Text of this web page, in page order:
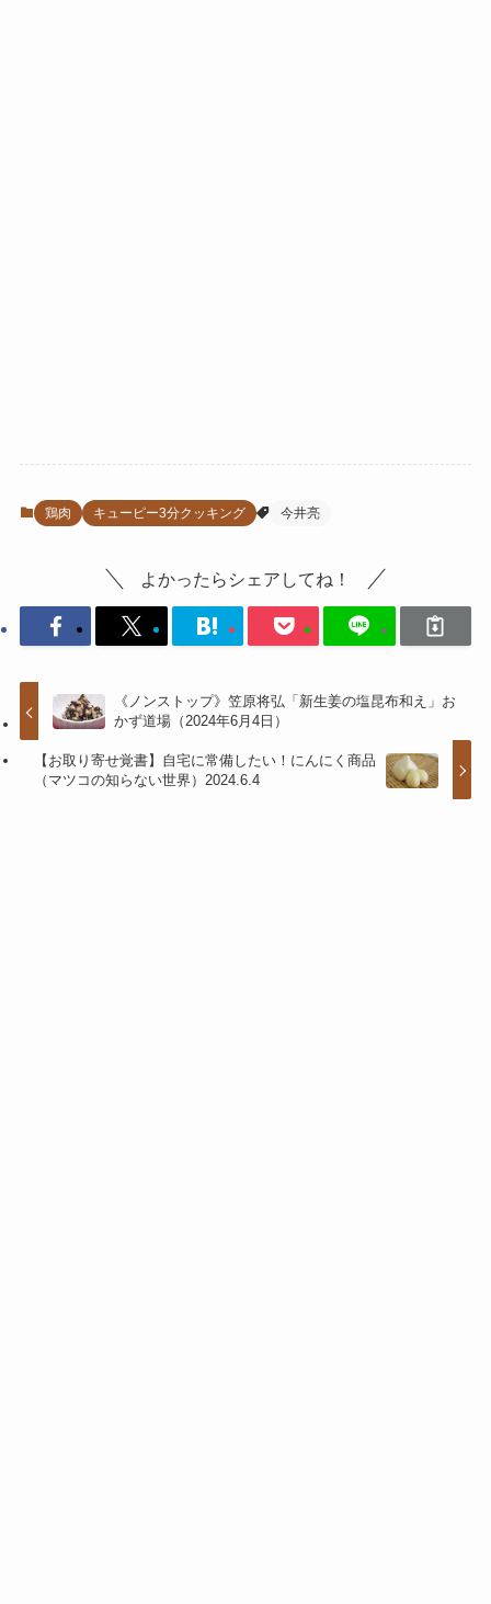
鶏肉 キューピー3分クッキング 今井亮
よかったらシェアしてね！
《ノンストップ》笠原将弘「新生姜の塩昆布和え」お
かず道場（2024年6月4日）
【お取り寄せ覚書】自宅に常備したい！にんにく商品
（マツコの知らない世界）2024.6.4